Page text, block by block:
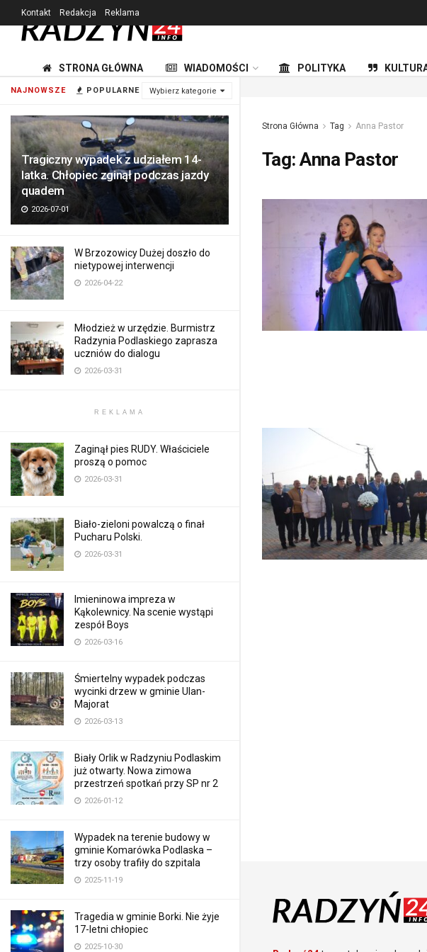
NAJNOWSZE POPULARNE Wybierz kategorie
Tragiczny wypadek z udziałem 14-
latka. Chłopiec zginął podczas jazdy
quadem
2026-07-01
W Brzozowicy Dużej doszło do
nietypowej interwencji
2026-04-22
Młodzież w urzędzie. Burmistrz
Radzynia Podlaskiego zaprasza
uczniów do dialogu
2026-03-31
REKLAMA
Zaginął pies RUDY. Właściciele
proszą o pomoc
2026-03-31
Biało-zieloni powalczą o finał
Pucharu Polski.
2026-03-31
Imieninowa impreza w
Kąkolewnicy. Na scenie wystąpi
zespół Boys
2026-03-16
Śmiertelny wypadek podczas
wycinki drzew w gminie Ulan-
Majorat
2026-03-13
Biały Orlik w Radzyniu Podlaskim
już otwarty. Nowa zimowa
przestrzeń spotkań przy SP nr 2
2026-01-12
Wypadek na terenie budowy w
gminie Komarówka Podlaska –
trzy osoby trafiły do szpitala
2025-11-19
Tragedia w gminie Borki. Nie żyje
17-letni chłopiec
2025-10-30
Kontakt Redakcja Reklama
STRONA GŁÓWNA WIADOMOŚCI POLITYKA
Strona Główna Tag Anna Pastor
Tag:Anna Pastor